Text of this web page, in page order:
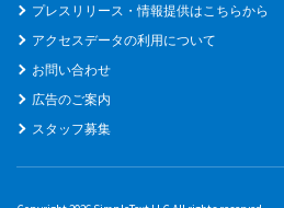
プレスリリース・情報提供はこちらから
アクセスデータの利用について
お問い合わせ
広告のご案内
スタッフ募集